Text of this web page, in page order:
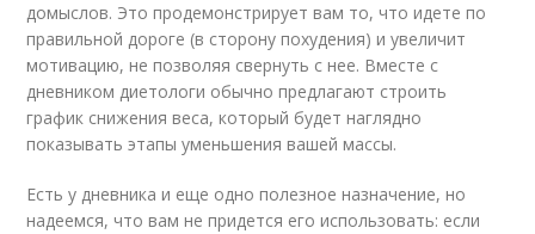
домыслов. Это продемонстрирует вам то, что идете по
правильной дороге (в сторону похудения) и увеличит
мотивацию, не позволяя свернуть с нее. Вместе с
дневником диетологи обычно предлагают строить
график снижения веса, который будет наглядно
показывать этапы уменьшения вашей массы.
Есть у дневника и еще одно полезное назначение, но
надеемся, что вам не придется его использовать: если